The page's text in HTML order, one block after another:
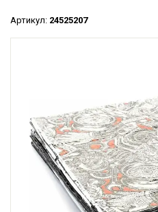
Артикул: 24525207